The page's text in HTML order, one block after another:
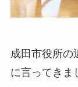
成田市役所の
に言ってきま